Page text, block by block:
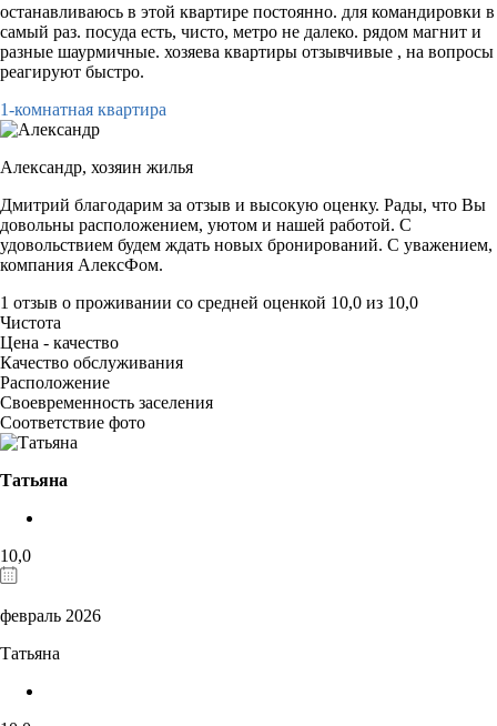
останавливаюсь в этой квартире постоянно. для командировки в
самый раз. посуда есть, чисто, метро не далеко. рядом магнит и
разные шаурмичные. хозяева квартиры отзывчивые , на вопросы
реагируют быстро.
1-комнатная квартира
Александр, хозяин жилья
Дмитрий благодарим за отзыв и высокую оценку. Рады, что Вы
довольны расположением, уютом и нашей работой. С
удовольствием будем ждать новых бронирований. С уважением,
компания АлексФом.
1 отзыв о проживании со средней оценкой 10,0 из 10,0
Чистота
Цена - качество
Качество обслуживания
Расположение
Своевременность заселения
Соответствие фото
Татьяна
10,0
февраль 2026
Татьяна